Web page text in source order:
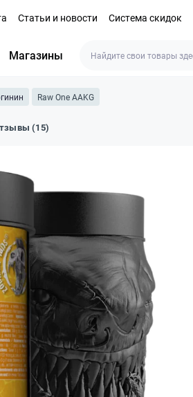
Статьи и новости Система скидок
Магазины
Raw One AAKG
(15)